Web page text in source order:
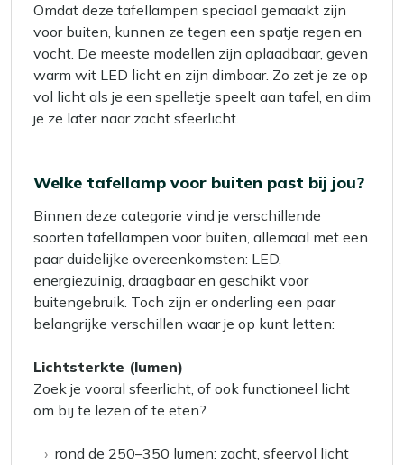
Omdat deze tafellampen speciaal gemaakt zijn
voor buiten, kunnen ze tegen een spatje regen en
vocht. De meeste modellen zijn oplaadbaar, geven
warm wit LED licht en zijn dimbaar. Zo zet je ze op
vol licht als je een spelletje speelt aan tafel, en dim
je ze later naar zacht sfeerlicht.
Welke tafellamp voor buiten past bij jou?
Binnen deze categorie vind je verschillende
soorten tafellampen voor buiten, allemaal met een
paar duidelijke overeenkomsten: LED,
energiezuinig, draagbaar en geschikt voor
buitengebruik. Toch zijn er onderling een paar
belangrijke verschillen waar je op kunt letten:
Lichtsterkte (lumen)
Zoek je vooral sfeerlicht, of ook functioneel licht
om bij te lezen of te eten?
rond de 250–350 lumen: zacht, sfeervol licht